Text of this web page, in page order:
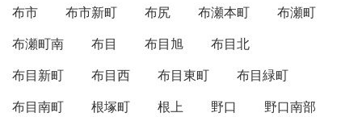
布市
布市新町 布尻 布瀬本町
布瀬町
布瀬町南
布目 布目旭
布目北
布目新町
布目西 布目東町
布目緑町
布目南町
根塚町 根上 野口
野口南部